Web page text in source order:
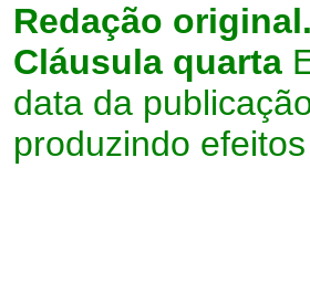
Redação
Cláusula quarta
data da
produzindo